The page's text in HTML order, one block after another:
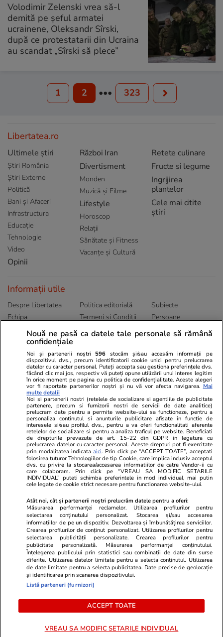
Volodimir Zelenski vrea să-l
demită pe șeful armatei
ucrainene, Oleksandr Sîrski,
după ce protestatarii din Ucraina
au scandat „Sîrski să plece”
1 2 ••• 323
Libertatea.ro
Ultimele știri
Știri România
Știri Externe
Politică
Bani și Afaceri
Infrastructura
Educație
Tehnologie
Video
Opinii
Război Iran
Divertisment
Monden
Muzică și Filme
Lifestyle
Horoscop
Relații
Sănătate și Fitness
Vacanțe și Cultură
Retete culinare
Fructe si legume
Ingrijirea
plantelor
Cele mai citite
știri
Informații utile
Despre Libertatea
Echipa
Publicitate
Politica de
Politica editorială
Termeni și Conditii
Abonamente
Subiecte
Persoane
Sitemap
Ringier România
Libertatea pentru
Unica.ro
Program TV
Avantaje
ELLE
Gazeta Sporturilor
Stiri mondene
Calculator sarcina
Ajută Copiii
Locuri de muncă
Imobiliare.ro
Jobradar24
Imoradar24
Colecții Libertatea
Pariază responsabil! Decizia ONJN nr. 821/25.09.2025.
Jocurile de noroc sunt interzise minorilor.
© 2026 Ringier Romania. Toate drepturile rezervate
Actualizare preferințe cookies
Nouă ne pasă ca datele tale personale să rămână
confidențiale
Noi și partenerii noștri 596 stocăm și/sau accesăm informații pe
dispozitivul dvs., precum identificatorii cookie unici pentru prelucrarea
datelor cu caracter personal. Puteți accepta sau gestiona preferințele dvs.
făcând clic mai jos, respectiv vă puteți opune utilizării unui interes legitim
în orice moment pe pagina cu politica de confidențialitate. Aceste alegeri
vor fi raportate partenerilor noștri și nu vă vor afecta navigarea. Mai
multe detalii
Noi si partenerii nostri (retelele de socializare si agentiile de publicitate
partenere, precum si furnizorii nostri de servicii de date analitice)
prelucram date pentru a permite website-ului sa functioneze, pentru a
personaliza continutul si anunturile publicitare afisate in functie de
interesele si/sau profilul dvs., pentru a va oferi functionalitati aferente
retelelor de socializare si pentru a analiza traficul pe website. Beneficiati
de drepturile prevazute de art. 15-22 din GDPR in legatura cu
prelucrarea datelor cu caracter personal. Aceste drepturi pot fi exercitate
prin modalitatea indicataaici. Prin click pe “ACCEPT TOATE”, acceptati
folosirea tuturor Tehnologiilor de tip Cookie, care implica inclusiv acceptul
dvs. cu privire la stocarea/accesarea informatiilor de catre Vendor-ii cu
care colaboram. Prin click pe “VREAU SA MODIFIC SETARILE
INDIVIDUAL” puteti schimba preferintele in mod individual, mai putin
cele legate de cookie strict necesare pentru functionarea website-ului.
Atât noi, cât și partenerii noștri prelucrăm datele pentru a oferi:
Măsurarea performanței reclamelor. Utilizarea profilurilor pentru
selectarea conținutului personalizat. Stocarea și/sau accesarea
informațiilor de pe un dispozitiv. Dezvoltarea și îmbunătățirea serviciilor.
Crearea profilurilor de conținut personalizat. Utilizarea profilurilor pentru
selectarea publicității personalizate. Crearea profilurilor pentru
publicitate personalizată. Măsurarea performanței conținutului.
Înțelegerea publicului prin statistici sau combinații de date din surse
diferite. Utilizarea datelor limitate pentru a selecta conținutul. Utilizarea
de date limitate pentru a selecta publicitatea. Date precise de geolocație
și identificarea prin scanarea dispozitivului.
Listă parteneri (furnizori)
ACCEPT TOATE
VREAU SA MODIFIC SETARILE INDIVIDUAL